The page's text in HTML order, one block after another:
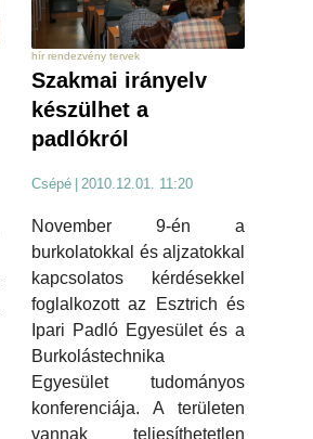
hír rendezvény tervek
Szakmai irányelv
készülhet a
padlókról
Csépé | 2010.12.01. 11:20
November 9-én a
burkolatokkal és aljzatokkal
kapcsolatos kérdésekkel
foglalkozott az Esztrich és
Ipari Padló Egyesület és a
Burkolástechnika
Egyesület tudományos
konferenciája. A területen
vannak teljesíthetetlen